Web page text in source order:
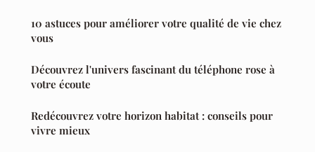
10 astuces pour améliorer votre qualité de vie chez
vous
Découvrez l'univers fascinant du téléphone rose à
votre écoute
Redécouvrez votre horizon habitat : conseils pour
vivre mieux